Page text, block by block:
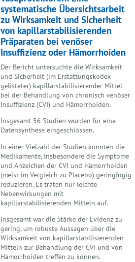
systematische Übersichtsarbeit
zu Wirksamkeit und Sicherheit
von kapillarstabilisierenden
Präparaten bei venöser
Insuffizienz oder Hämorrhoiden
Der Bericht untersuchte die Wirksamkeit
und Sicherheit (im Erstattungskodex
gelisteter) kapillarstabilisierender Mittel
bei der Behandlung von chronisch venöser
Insuffizienz (CVI) und Hämorrhoiden.
Insgesamt 56 Studien wurden für eine
Datensynthese eingeschlossen.
In einer Vielzahl der Studien konnten die
Medikamente, insbesondere die Symptome
und Anzeichen der CVI und Hämorrhoiden
(meist im Vergleich zu Placebo) geringfügig
reduzieren. Es traten nur leichte
Nebenwirkungen mit
kapillarstabilisierenden Mitteln auf.
Insgesamt war die Stärke der Evidenz zu
gering, um robuste Aussagen über die
Wirksamkeit von kapillarstabilisierenden
Mitteln zur Behandlung der CVI und von
Hämorrhoiden treffen zu können.